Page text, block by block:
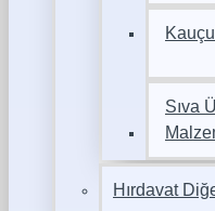
Sıva
Hırdavat